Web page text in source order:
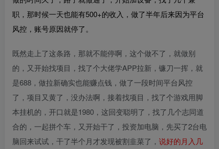
职，那时候一天也能有500+的收入，做了半年后来因为平台
风控，账号原因就停了。
既然走上了这条路，那就不能停啊，这个做不了，就做别
的，又开始找项目，找了个大佬学APP拉新，镰刀一挥，就
是688，做拉新确实也能赚点钱，做了一段时间平台风控
了，项目又黄了，没办法啊，接着找项目，找了个游戏用脚
本挂机的，开口就是1980，这回变聪明了，找了几个志同道
合的，一起拼个车，又开始干了，投资加电脑，先买了2台电
脑回来试试，干了半个月才发现被割韭菜了， 说好的月入几